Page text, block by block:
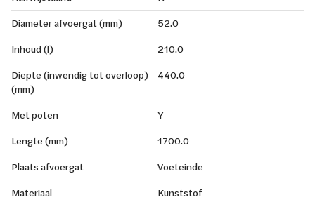
Diameter afvoergat (mm)
52.0
Inhoud (l)
210.0
Diepte (inwendig tot overloop)
(mm)
440.0
Met poten
Y
Lengte (mm)
1700.0
Plaats afvoergat
Voeteinde
Materiaal
Kunststof